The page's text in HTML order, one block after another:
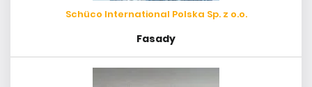
Schüco International Polska Sp. z o.o.
Fasady